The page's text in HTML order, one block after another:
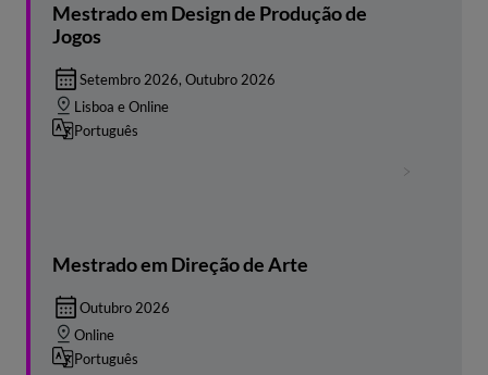
Mestrado em Design de Produção de
Jogos
Setembro 2026, Outubro 2026
Lisboa e Online
Português
Mestrado em Direção de Arte
Outubro 2026
Online
Português